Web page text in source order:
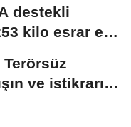
destekli
kilo esrar ele
ve istikrarın